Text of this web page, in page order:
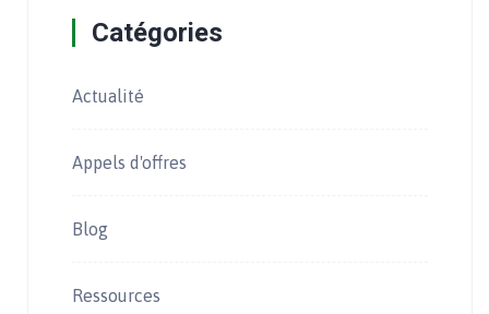
Catégories
Actualité
Appels d'offres
Blog
Ressources